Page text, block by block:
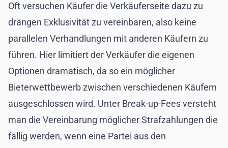
Oft versuchen Käufer die Verkäuferseite dazu zu
drängen Exklusivität zu vereinbaren, also keine
parallelen Verhandlungen mit anderen Käufern zu
führen. Hier limitiert der Verkäufer die eigenen
Optionen dramatisch, da so ein möglicher
Bieterwettbewerb zwischen verschiedenen Käufern
ausgeschlossen wird. Unter Break-up-Fees versteht
man die Vereinbarung möglicher Strafzahlungen die
fällig werden, wenn eine Partei aus den